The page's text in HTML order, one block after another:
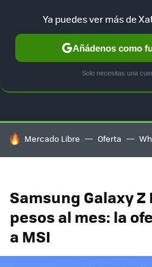
GUÍA DE COMPRAS
HOY SE HABLA DE
Mercado Libre Oferta
Samsung Galaxy Z
pesos al mes: la
a MSI
Ya puedes ver más de
Añádenos como
Solo necesitas una